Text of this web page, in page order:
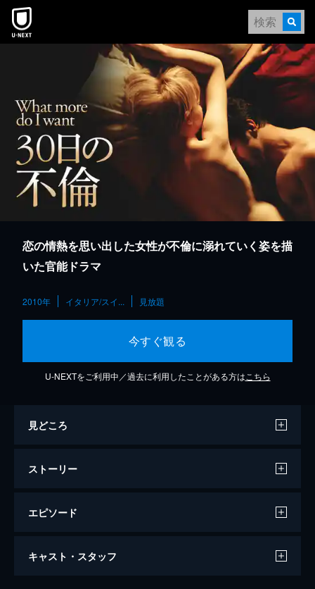
本文へスキップ
恋の情熱を思い出した女性が不倫に溺れていく姿を描
いた官能ドラマ
2010年 イタリア/スイ... 見放題
今すぐ観る
U-NEXTをご利用中／過去に利用したことがある方は こちら
見どころ
ストーリー
エピソード
30日の不倫
キャスト・スタッフ